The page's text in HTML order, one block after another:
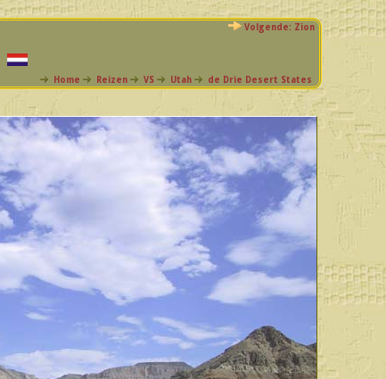
Volgende: Zion
Home Reizen VS Utah de Drie Desert States